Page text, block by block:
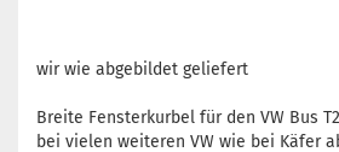
wir wie abgebildet geliefert
Breite Fensterkurbel für den VW Bus
bei vielen weiteren VW wie bei Käfer